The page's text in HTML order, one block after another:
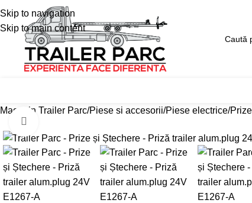
Skip to navigation
Skip to main content
Magazin Trailer Parc Piese si accesorii Piese electrice